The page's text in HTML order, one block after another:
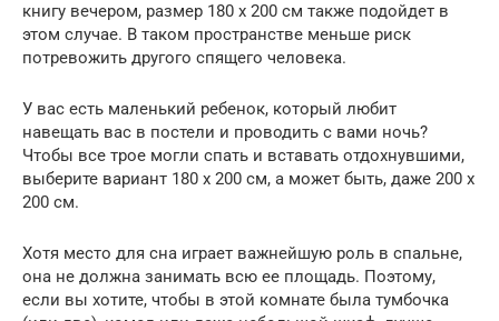
книгу вечером, размер 180 х 200 см также подойдет в
этом случае. В таком пространстве меньше риск
потревожить другого спящего человека.
У вас есть маленький ребенок, который любит
навещать вас в постели и проводить с вами ночь?
Чтобы все трое могли спать и вставать отдохнувшими,
выберите вариант 180 х 200 см, а может быть, даже 200 х
200 см.
Хотя место для сна играет важнейшую роль в спальне,
она не должна занимать всю ее площадь. Поэтому,
если вы хотите, чтобы в этой комнате была тумбочка